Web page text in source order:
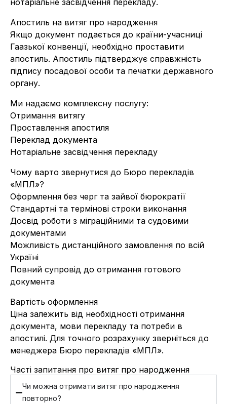
нотаріальне засвідчення перекладу.
Апостиль на витяг про народження
Якщо документ подається до країни-учасниці
Гаазької конвенції, необхідно проставити
апостиль. Апостиль підтверджує справжність
підпису посадової особи та печатки державного
органу.
Ми надаємо комплексну послугу:
Отримання витягу
Проставлення апостиля
Переклад документа
Нотаріальне засвідчення перекладу
Чому варто звернутися до Бюро перекладів
«МПЛ»?
Оформлення без черг та зайвої бюрократії
Стандартні та термінові строки виконання
Досвід роботи з міграційними та судовими
документами
Можливість дистанційного замовлення по всій
Україні
Повний супровід до отримання готового
документа
Вартість оформлення
Ціна залежить від необхідності отримання
документа, мови перекладу та потреби в
апостилі. Для точного розрахунку зверніться до
менеджера Бюро перекладів «МПЛ».
Часті запитання про витяг про народження
Чи можна отримати витяг про народження
повторно?